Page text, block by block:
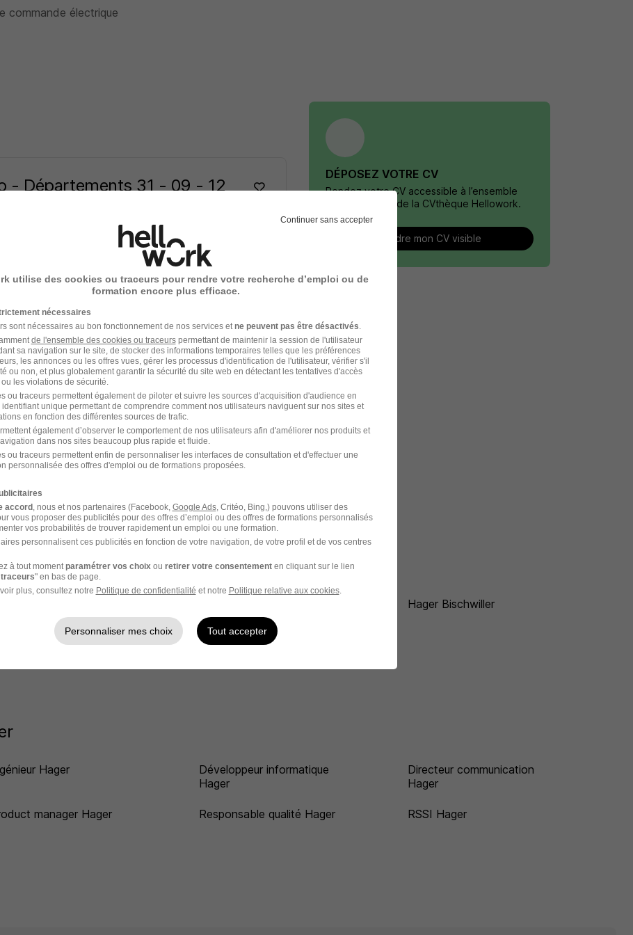
commande électrique
- Départements 31 - 09 - 12
Voir l’offre
1
ou àToulouse
Entreprise Toulouse
DÉPOSEZ VOTRE CV
Rendez votre CV accessible à l’ensemble
des recruteurs de la CVthèque Hellowork.
Rendre mon CV visible
Hager Bischwiller
La Chapelle-sur-
Hager
Développeur informatique
Hager
Directeur communication
Hager
manager Hager Responsable qualité Hager RSSI Hager
Continuer sans accepter
utilise des cookies ou traceurs pour rendre votre recherche d’emploi ou de
formation encore plus efficace.
nécessaires
sont nécessaires au bon fonctionnement de nos services etne peuvent pas être désactivés.
de l'ensemble des cookies ou traceurspermettant de maintenir la session de l'utilisateur
sa navigation sur le site, de stocker des informations temporaires telles que les préférences
les annonces ou les offres vues, gérer les processus d'identification de l'utilisateur, vérifier s'il
ou non, et plus globalement garantir la sécurité du site web en détectant les tentatives d'accès
les violations de sécurité.
ou traceurs permettent également de piloter et suivre les sources d'acquisition d'audience en
unique permettant de comprendre comment nos utilisateurs naviguent sur nos sites et
en fonction des différentes sources de trafic.
également d’observer le comportement de nos utilisateurs afin d'améliorer nos produits et
dans nos sites beaucoup plus rapide et fluide.
ou traceurs permettent enfin de personnaliser les interfaces de consultation et d'effectuer une
personnalisée des offres d'emploi ou de formations proposées.
accord , nous et nos partenaires (Facebook, Google Ads, Critéo, Bing,) pouvons utiliser des
vous proposer des publicités pour des offres d’emploi ou des offres de formations personnalisés
vos probabilités de trouver rapidement un emploi ou une formation.
personnalisent ces publicités en fonction de votre navigation, de votre profil et de vos centres
à tout momentparamétrer vos choixou retirer votre consentementen cliquant sur le lien
" en bas de page.
plus, consultez notre Politique de confidentialité et notre Politique relative aux cookies.
Personnaliser mes choix Tout accepter